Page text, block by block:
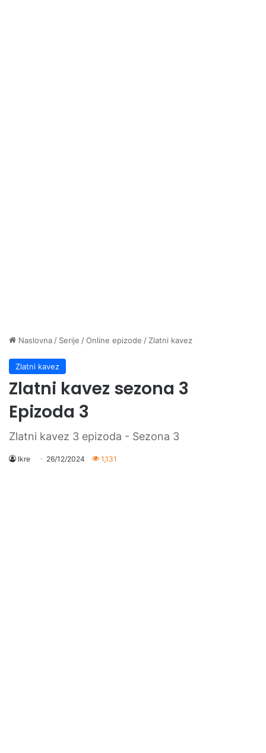
Naslovna / Serije /Online epizode / Zlatni kavez
Zlatni kavez
Zlatni kavez sezona 3
Epizoda 3
Zlatni kavez 3 epizoda - Sezona 3
Ikre 26/12/2024 1,131